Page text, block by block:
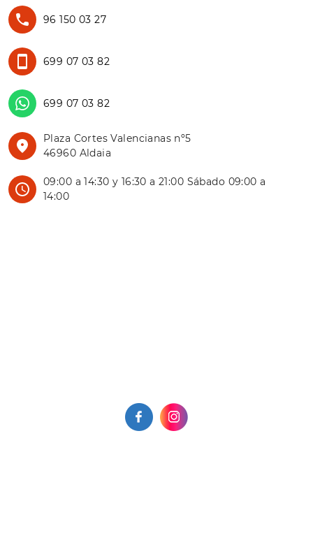
96 150 03 27
699 07 03 82
699 07 03 82
Plaza Cortes Valencianas nº5
46960 Aldaia
09:00 a 14:30 y 16:30 a 21:00 Sábado 09:00 a
14:00